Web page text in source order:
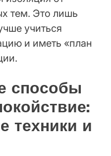
тем. Это лишь
учиться
и иметь «план
способы
техники и